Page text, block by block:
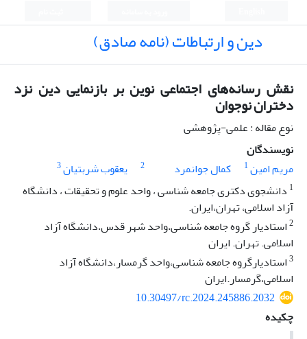
دین و ارتباطات (نامه صادق)
نقش رسانه‌های اجتماعی نوین بر بازنمایی دین نزد
دختران نوجوان
نوع مقاله : علمی-پژوهشی
نویسندگان
مریم امین1 کمال جوانمرد 2 یعقوب شربتیان3
1 دانشجوی دکتری جامعه شناسی ، واحد علوم و تحقیقات ، دانشگاه
آزاد اسلامی، تهران،ایران.
2استادیار گروه جامعه شناسی،واحد شهر قدس،دانشگاه آزاد
اسلامی. تهران. ایران
3استادیارگروه جامعه شناسی،واحد گرمسار،دانشگاه آزاد
اسلامی،گرمسار.ایران
10.30497/rc.2024.245886.2032
چکیده